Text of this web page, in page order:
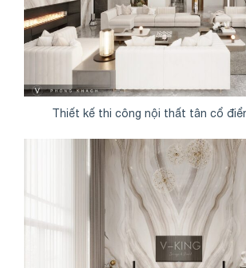
Thiết kế thi công nội thất tân cổ